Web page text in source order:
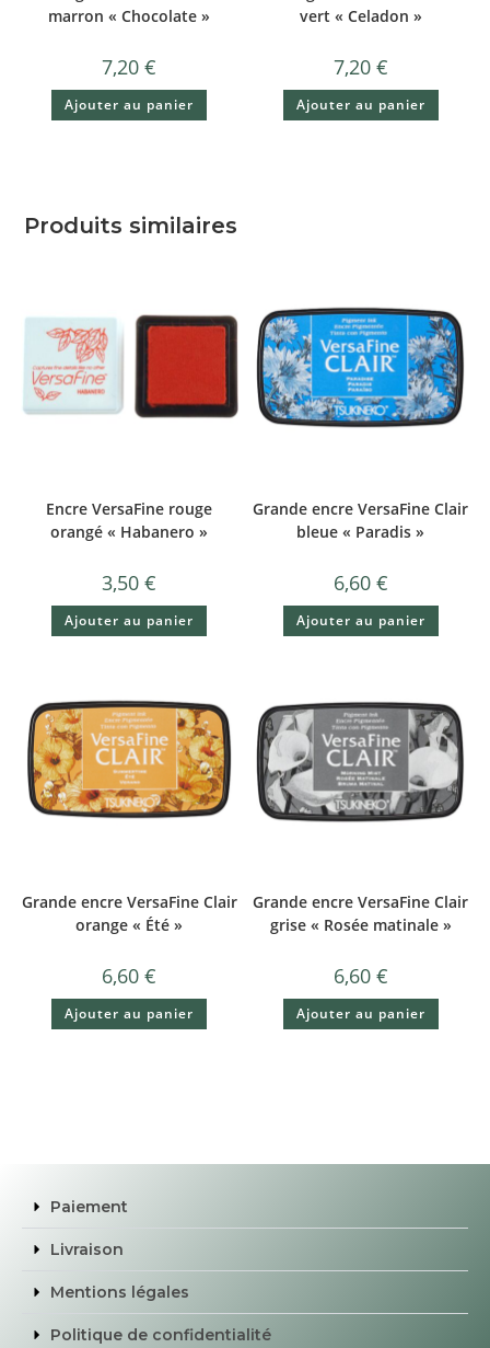
marron « Chocolate »
7,20€
Ajouter au panier
vert « Celadon »
7,20 €
Ajouter au panier
Produits similaires
Encre VersaFine rouge
orangé « Habanero »
3,50€
Ajouter au panier
Grande encre VersaFine Clair
bleue « Paradis »
6,60 €
Ajouter au panier
Grande encre VersaFine Clair
orange « Été »
6,60€
Ajouter au panier
Grande encre VersaFine Clair
grise « Rosée matinale »
6,60 €
Ajouter au panier
Paiement
Livraison
Mentions légales
Politique de confidentialité